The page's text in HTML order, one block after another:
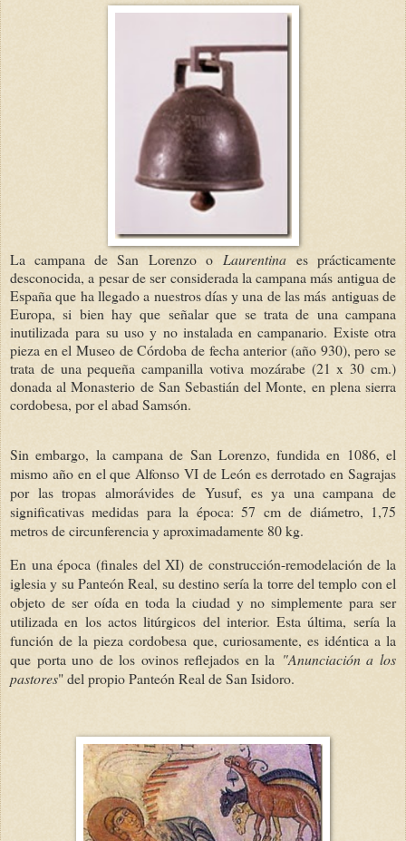
La campana de San Lorenzo o Laurentinaes prácticamente
desconocida, a pesar de ser considerada la campana más antigua de
España que ha llegado a nuestros días y una de las más antiguas de
Europa, si bien hay que señalar que se trata de una campana
inutilizada para su uso y no instalada en campanario. Existe otra
pieza en el Museo de Córdoba de fecha anterior (año 930), pero se
trata de una pequeña campanilla votiva mozárabe (21 x 30 cm.)
donada al Monasterio de San Sebastián del Monte, en plena sierra
cordobesa, por el abad Samsón.
Sin embargo, la campana de San Lorenzo, fundida en 1086, el
mismo año en el que Alfonso VI de León es derrotado en Sagrajas
por las tropas almorávides de Yusuf, es ya una campana de
significativas medidas para la época: 57 cm de diámetro, 1,75
metros de circunferencia y aproximadamente 80 kg.
En una época (finales del XI) de construcción-remodelación de la
iglesia y su Panteón Real, su destino sería la torre del templo con el
objeto de ser oída en toda la ciudad y no simplemente para ser
utilizada en los actos litúrgicos del interior. Esta última, sería la
función de la pieza cordobesa que, curiosamente, es idéntica a la
que porta uno de los ovinos reflejados en la "Anunciación a los
pastores" del propio Panteón Real de San Isidoro.